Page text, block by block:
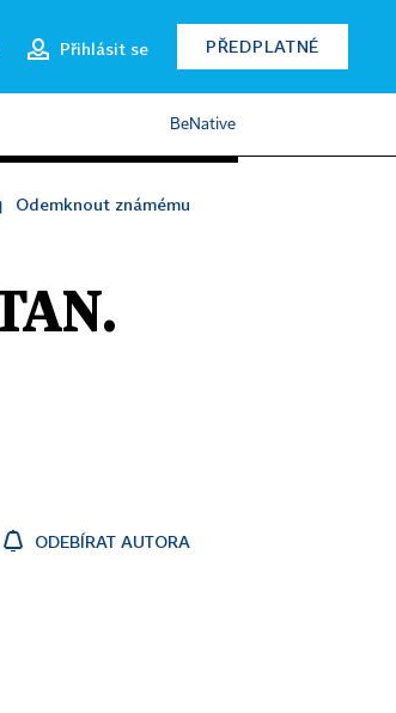
Přihlásit se PŘEDPLATNÉ
BeNative
Odemknout známému
ODEBÍRAT AUTORA